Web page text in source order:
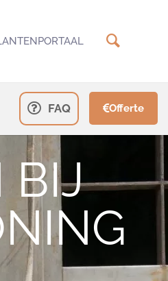
FAQ Offerte
BIJ